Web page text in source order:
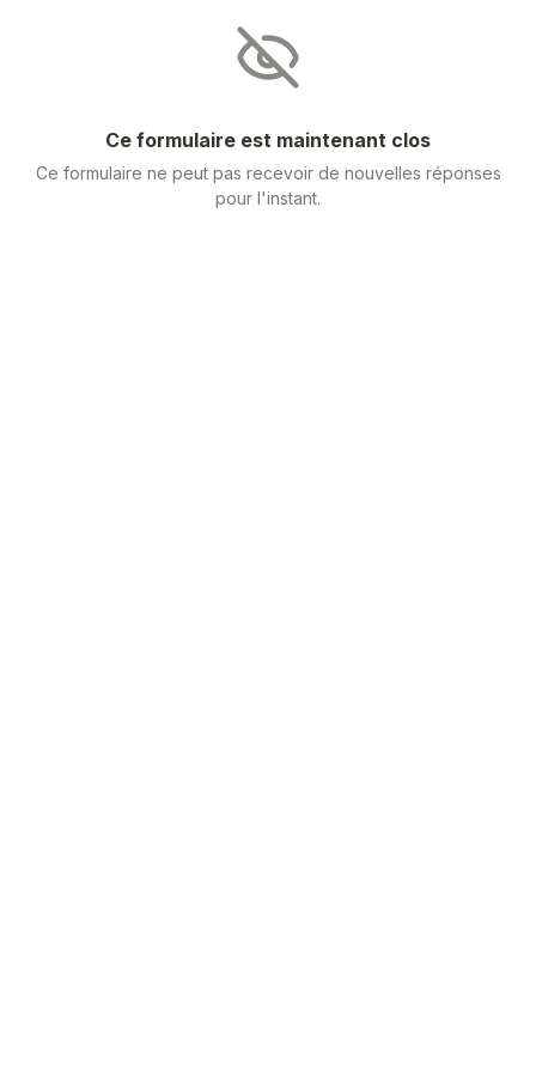
Ce formulaire est maintenant clos
Ce formulaire ne peut pas recevoir de nouvelles réponses
pour l'instant.